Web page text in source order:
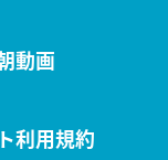
動画
利用規約